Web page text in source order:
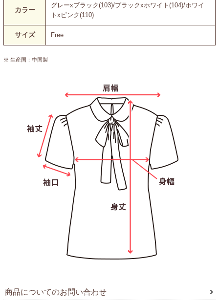
カラー
グレーxブラック(103)/ブラックxホワイト(104)/ホワイ
トxピンク(110)
サイズ Free
※ 生産国：中国製
商品についてのお問い合わせ